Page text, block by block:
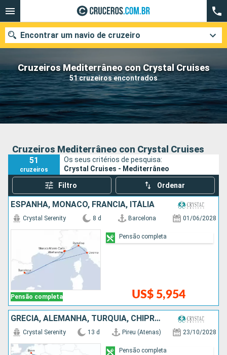
Cruzeiros Mediterrâneo con Crystal Cruises
51 cruzeiros encontrados
Encontrar um navio de cruzeiro
Quando ir?
Data de partida
Pesquisar
Cruzeiros Mediterrâneo con Crystal Cruises
51
cruzeiros
Os seus critérios de pesquisa:
Crystal Cruises - Mediterrâneo
Filtro Ordenar
ESPANHA, MÔNACO, FRANCIA, ITÁLIA
Pensão completa
Crystal Serenity 8 d Barcelona 01/06/2028
US$ 5,954
Pensão completa
GRÉCIA, ALEMANHA, TURQUIA, CHIPRE, EGITO
Crystal Serenity 13 d Pireu (Atenas) 23/10/2028
Pensão completa